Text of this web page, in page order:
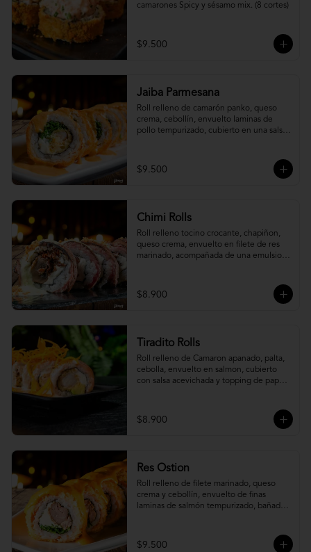
camarones Spicy y sésamo mix. (8 cortes)
$9.500
Jaiba Parmesana
Roll relleno de camarón panko, queso
crema, cebollín, envuelto laminas de
pollo tempurizado, cubierto en una salsa
$9.500
Chimi Rolls
Roll relleno tocino crocante, chapiñon,
queso crema, envuelto en filete de res
marinado, acompañada de una emulsion
$8.900
Tiradito Rolls
Roll relleno de Camaron apanado, palta,
cebolla, envuelto en salmon, cubierto
con salsa acevichada y topping de papa
$8.900
Res Ostion
Roll relleno de filete marinado, queso
crema y cebollín, envuelto de finas
laminas de salmón tempurizado, bañada
$9.500